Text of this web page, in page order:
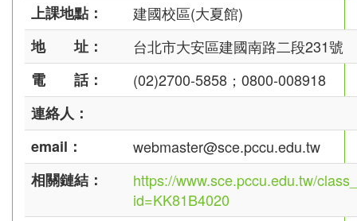
上課地點：
建國校區(大夏館)
地 址：
台北市大安區建國南路二段231號
電 話：
(02)2700-5858；0800-008918
連絡人：
email：
webmaster@sce.pccu.edu.tw
相關鏈結：
https://www.sce.pccu.edu.tw/
id=KK81B4020